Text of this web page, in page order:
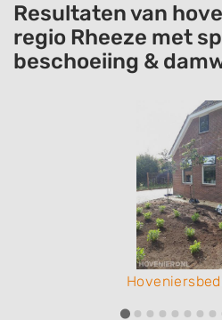
Resultaten van
regio Rheeze met
beschoeiing &